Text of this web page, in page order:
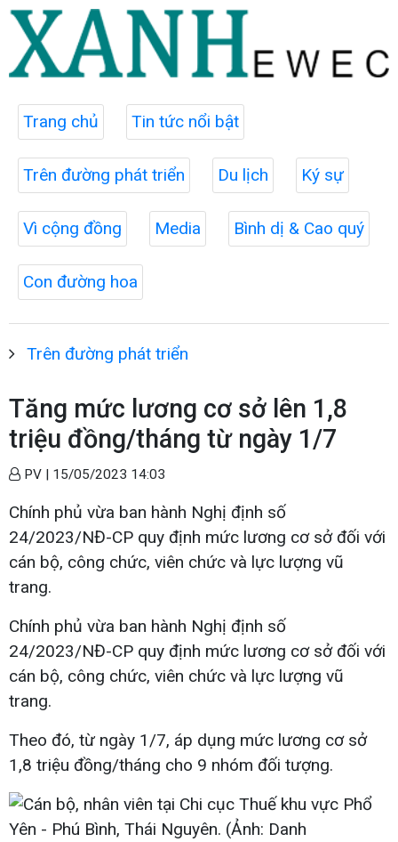
Trang chủ Tin tức nổi bật
Trên đường phát triển Du lịch Ký sự
Vì cộng đồng Media Bình dị & Cao quý
Con đường hoa
Trên đường phát triển
Tăng mức lương cơ sở lên 1,8
triệu đồng/tháng từ ngày 1/7
PV | 15/05/2023 14:03
Chính phủ vừa ban hành Nghị định số
24/2023/NĐ-CP quy định mức lương cơ sở đối với
cán bộ, công chức, viên chức và lực lượng vũ
trang.
Chính phủ vừa ban hành Nghị định số
24/2023/NĐ-CP quy định mức lương cơ sở đối với
cán bộ, công chức, viên chức và lực lượng vũ
trang.
Theo đó, từ ngày 1/7, áp dụng mức lương cơ sở
1,8 triệu đồng/tháng cho 9 nhóm đối tượng.